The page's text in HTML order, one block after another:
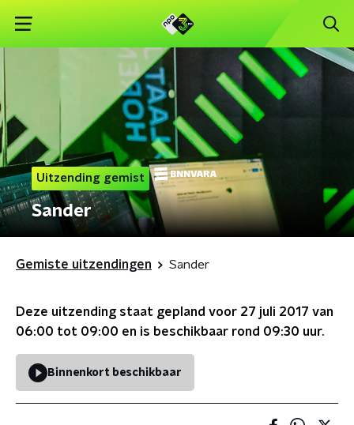
Uitzending gemist
Sander
Gemiste uitzendingen Sander
Deze uitzending staat gepland voor 27 juli 2017 van
06:00 tot 09:00 en is beschikbaar rond 09:30 uur.
Binnenkort beschikbaar